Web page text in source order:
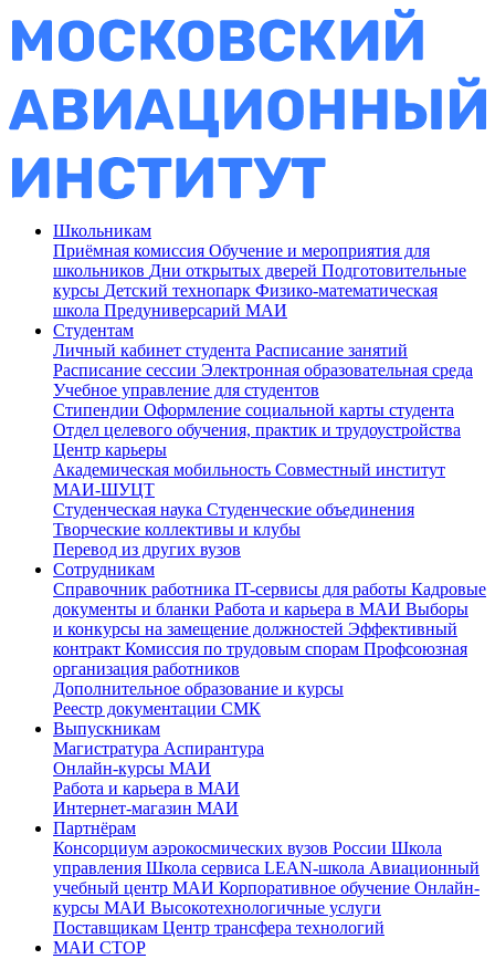
Школьникам
Приёмная комиссия Обучение и мероприятия для
школьников Дни открытых дверей Подготовительные
курсы Детский технопарк Физико-математическая
школа Предуниверсарий МАИ
Студентам
Личный кабинет студента Расписание занятий
Расписание сессии Электронная образовательная среда
Учебное управление для студентов
Стипендии Оформление социальной карты студента
Отдел целевого обучения, практик и трудоустройства
Центр карьеры
Академическая мобильность Совместный институт
МАИ-ШУЦТ
Студенческая наука Студенческие объединения
Творческие коллективы и клубы
Перевод из других вузов
Сотрудникам
Cправочник работника IT-сервисы для работы Кадровые
документы и бланки Работа и карьера в МАИ Выборы
и конкурсы на замещение должностей Эффективный
контракт Комиссия по трудовым спорам Профсоюзная
организация работников
Дополнительное образование и курсы
Реестр документации СМК
Выпускникам
Магистратура Аспирантура
Онлайн-курсы МАИ
Работа и карьера в МАИ
Интернет-магазин МАИ
Партнёрам
Консорциум аэрокосмических вузов России Школа
управления Школа сервиса LEAN-школа Авиационный
учебный центр МАИ Корпоративное обучение Онлайн-
курсы МАИ Высокотехнологичные услуги
Поставщикам Центр трансфера технологий
МАИ СТОР